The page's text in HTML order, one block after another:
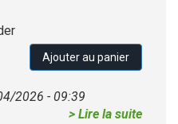
Ajouter au panier
2026 - 09:39
> Lire la suite